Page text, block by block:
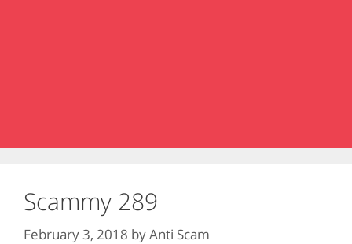
Scammy 289
February 3, 2018 byAnti Scam